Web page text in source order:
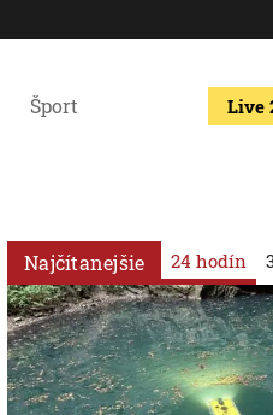
Šport Live
Najčítanejšie 24 hodín